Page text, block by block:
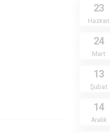
23
Haziran
24
Mart
13
Şubat
14
Aralık